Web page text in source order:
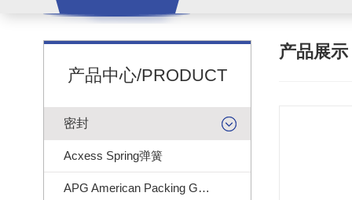
产品中心/PRODUCT
密封
Acxess Spring弹簧
APG American Packing Gasket
产品展示